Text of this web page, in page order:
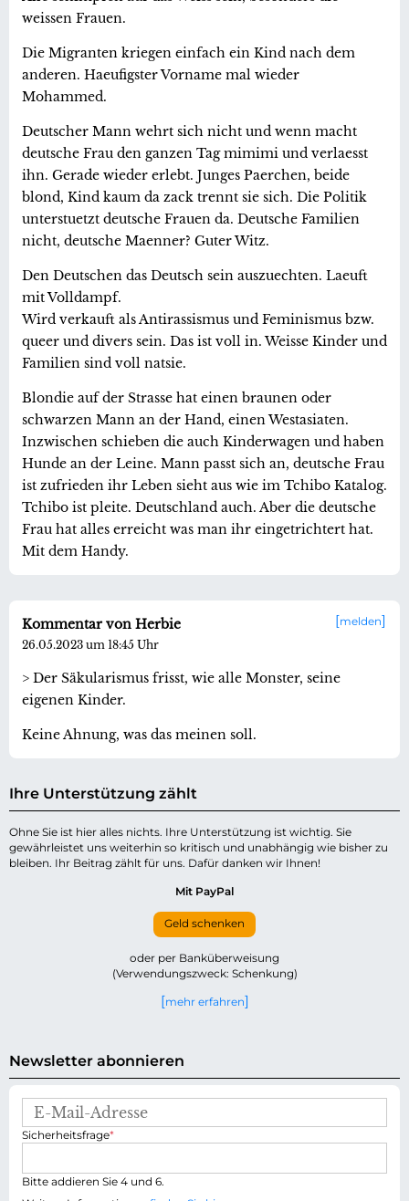
weissen Frauen.
Die Migranten kriegen einfach ein Kind nach dem
anderen. Haeufigster Vorname mal wieder
Mohammed.
Deutscher Mann wehrt sich nicht und wenn macht
deutsche Frau den ganzen Tag mimimi und verlaesst
ihn. Gerade wieder erlebt. Junges Paerchen, beide
blond, Kind kaum da zack trennt sie sich. Die Politik
unterstuetzt deutsche Frauen da. Deutsche Familien
nicht, deutsche Maenner? Guter Witz.
Den Deutschen das Deutsch sein auszuechten. Laeuft
mit Volldampf.
Wird verkauft als Antirassismus und Feminismus bzw.
queer und divers sein. Das ist voll in. Weisse Kinder und
Familien sind voll natsie.
Blondie auf der Strasse hat einen braunen oder
schwarzen Mann an der Hand, einen Westasiaten.
Inzwischen schieben die auch Kinderwagen und haben
Hunde an der Leine. Mann passt sich an, deutsche Frau
ist zufrieden ihr Leben sieht aus wie im Tchibo Katalog.
Tchibo ist pleite. Deutschland auch. Aber die deutsche
Frau hat alles erreicht was man ihr eingetrichtert hat.
Mit dem Handy.
melden
Kommentar von Herbie
26.05.2023 um 18:45 Uhr
> Der Säkularismus frisst, wie alle Monster, seine
eigenen Kinder.
Keine Ahnung, was das meinen soll.
Ihre Unterstützung zählt
Ohne Sie ist hier alles nichts. Ihre Unterstützung ist wichtig. Sie
gewährleistet uns weiterhin so kritisch und unabhängig wie bisher zu
bleiben. Ihr Beitrag zählt für uns. Dafür danken wir Ihnen!
Mit PayPal
Geld schenken
oder per Banküberweisung
(Verwendungszweck: Schenkung)
mehr erfahren
Newsletter abonnieren
M
l
-
P
i
Sicherheitsfrage*
Bitte addieren Sie 4 und 6.